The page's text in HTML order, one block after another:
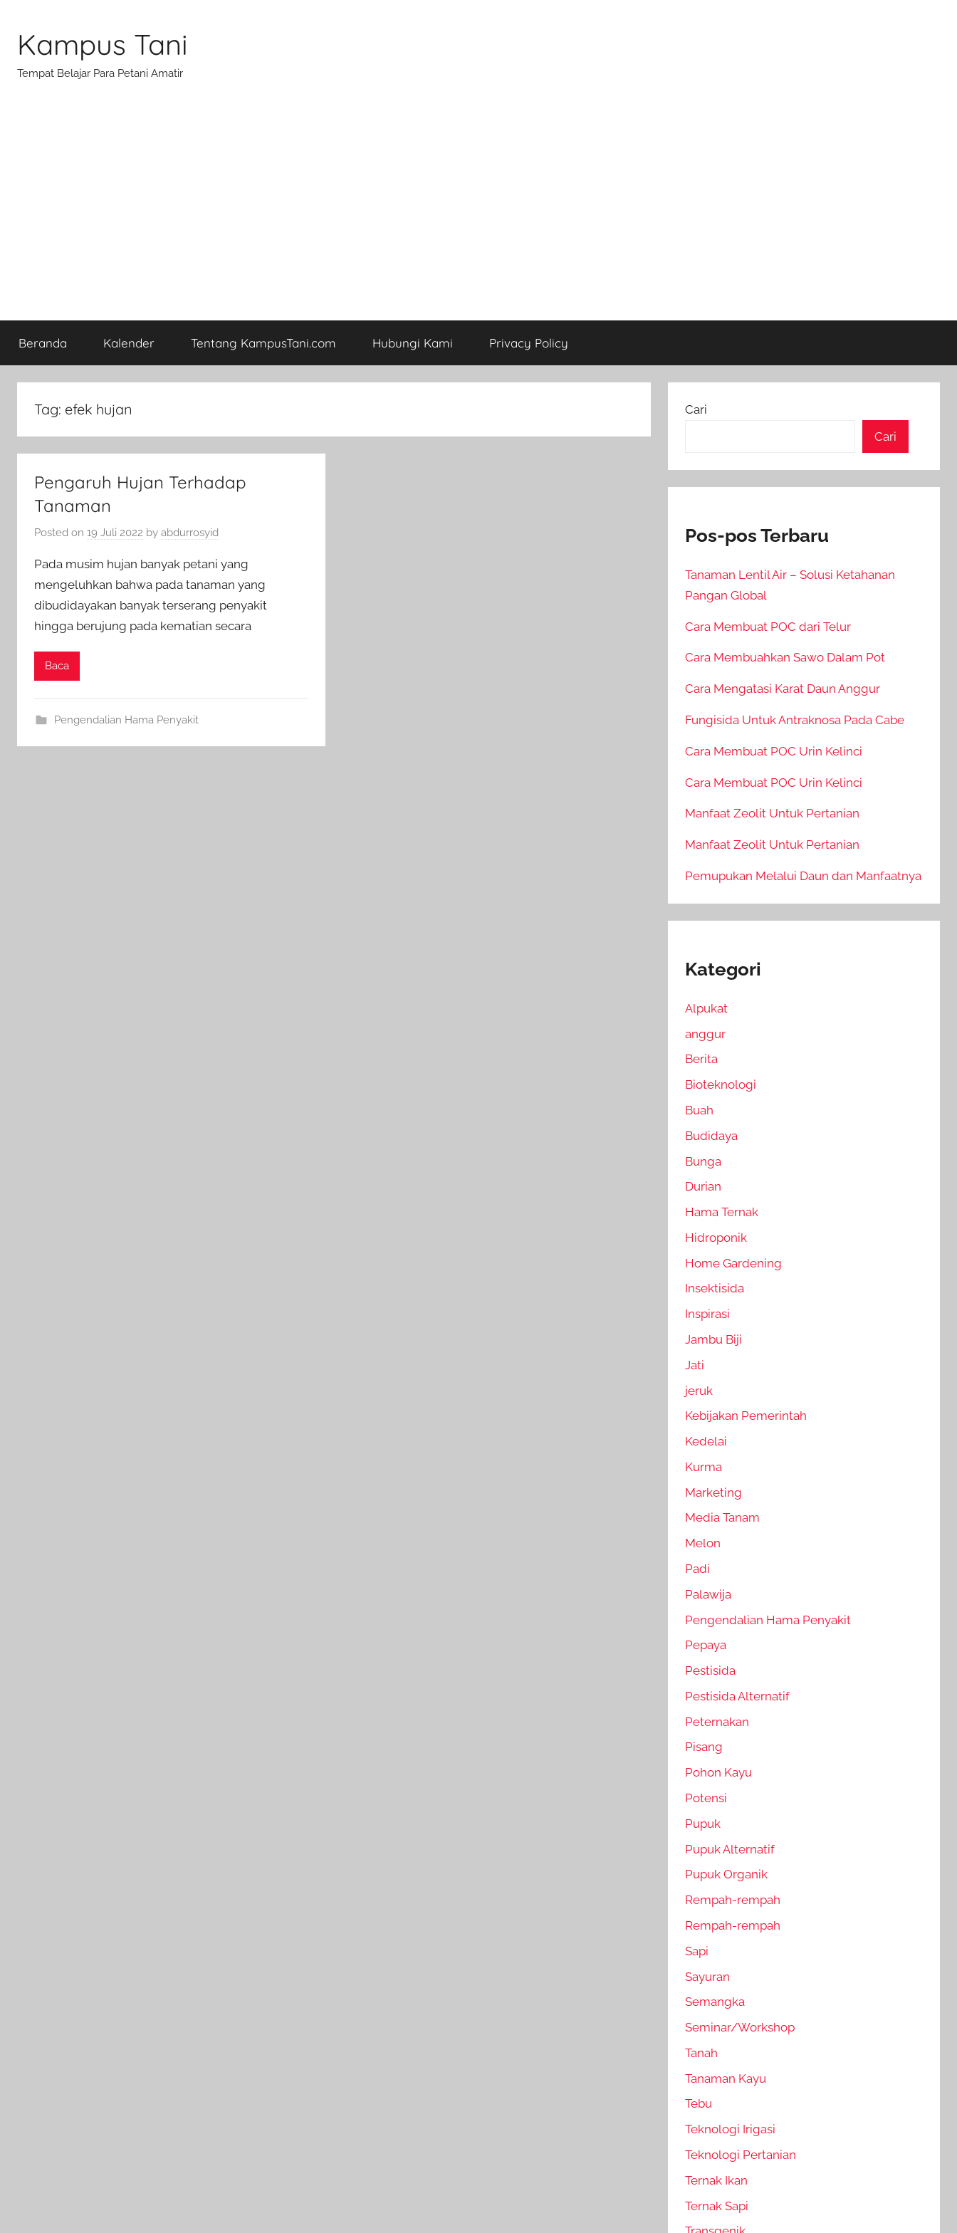
content
Kampus Tani
Tempat Belajar Para Petani Amatir
Beranda Kalender Tentang KampusTani.com Hubungi Kami Privacy Policy
Tag: efek hujan
Pengaruh Hujan Terhadap
Tanaman
Posted on 19 Juli 2022 by abdurrosyid
Pada musim hujan banyak petani yang
mengeluhkan bahwa pada tanaman yang
dibudidayakan banyak terserang penyakit
hingga berujung pada kematian secara
Baca
Pengendalian Hama Penyakit
Cari
Cari
Pos-pos Terbaru
Tanaman Lentil Air – Solusi Ketahanan
Pangan Global
Cara Membuat POC dari Telur
Cara Membuahkan Sawo Dalam Pot
Cara Mengatasi Karat Daun Anggur
Fungisida Untuk Antraknosa Pada Cabe
Cara Membuat POC Urin Kelinci
Cara Membuat POC Urin Kelinci
Manfaat Zeolit Untuk Pertanian
Manfaat Zeolit Untuk Pertanian
Pemupukan Melalui Daun dan Manfaatnya
Kategori
Alpukat
anggur
Berita
Bioteknologi
Buah
Budidaya
Bunga
Durian
Hama Ternak
Hidroponik
Home Gardening
Insektisida
Inspirasi
Jambu Biji
Jati
jeruk
Kebijakan Pemerintah
Kedelai
Kurma
Marketing
Media Tanam
Melon
Padi
Palawija
Pengendalian Hama Penyakit
Pepaya
Pestisida
Pestisida Alternatif
Peternakan
Pisang
Pohon Kayu
Potensi
Pupuk
Pupuk Alternatif
Pupuk Organik
Rempah-rempah
Rempah-rempah
Sapi
Sayuran
Semangka
Seminar/Workshop
Tanah
Tanaman Kayu
Tebu
Teknologi Irigasi
Teknologi Pertanian
Ternak Ikan
Ternak Sapi